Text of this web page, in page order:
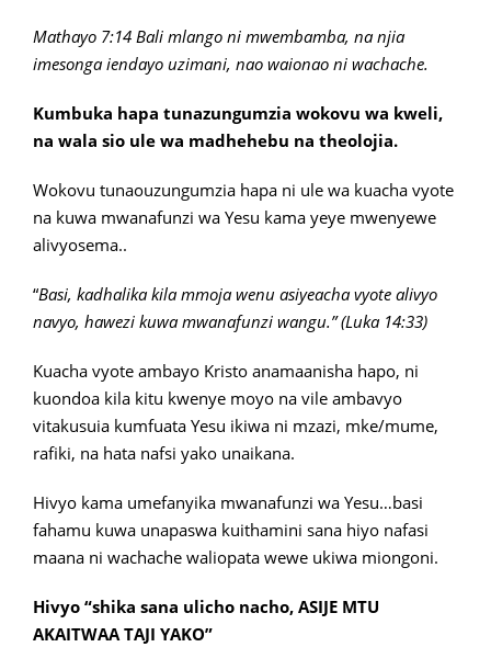
Mathayo 7:14 Bali mlango ni mwembamba, na njia
imesonga iendayo uzimani, nao waionao ni wachache.
Kumbuka hapa tunazungumzia wokovu wa kweli,
na wala sio ule wa madhehebu na theolojia.
Wokovu tunaouzungumzia hapa ni ule wa kuacha vyote
na kuwa mwanafunzi wa Yesu kama yeye mwenyewe
alivyosema..
“Basi, kadhalika kila mmoja wenu asiyeacha vyote alivyo
navyo, hawezi kuwa mwanafunzi wangu.” (Luka 14:33)
Kuacha vyote ambayo Kristo anamaanisha hapo, ni
kuondoa kila kitu kwenye moyo na vile ambavyo
vitakusuia kumfuata Yesu ikiwa ni mzazi, mke/mume,
rafiki, na hata nafsi yako unaikana.
Hivyo kama umefanyika mwanafunzi wa Yesu…basi
fahamu kuwa unapaswa kuithamini sana hiyo nafasi
maana ni wachache waliopata wewe ukiwa miongoni.
Hivyo “shika sana ulicho nacho, ASIJE MTU
AKAITWAA TAJI YAKO”